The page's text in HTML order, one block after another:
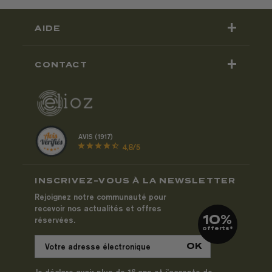
AIDE +
CONTACT +
AVIS (1917)
star star star star star_half 4,8/5
INSCRIVEZ-VOUS À LA NEWSLETTER
Rejoignez notre communauté pour
recevoir nos actualités et offres
réservées.
10%
offerts*